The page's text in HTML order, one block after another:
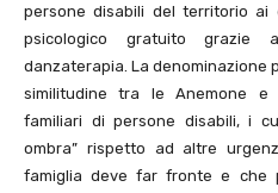
persone disabili del territorio
psicologico gratuito grazie
danzaterapia. La denominazione
similitudine tra le Anemone e
familiari di persone disabili, i
ombra” rispetto ad altre
famiglia deve far fronte e che